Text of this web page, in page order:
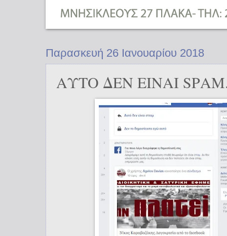
Παρασκευή 26 Ιανουαρίου 2018
ΑΥΤΟ ΔΕΝ ΕΙΝΑΙ